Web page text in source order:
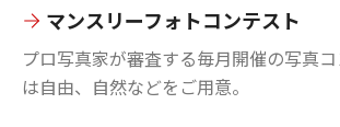
マンスリーフォトコンテスト
プロ写真家が審査する毎月開催の写真
は自由、自然などをご用意。